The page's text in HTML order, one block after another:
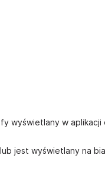
wyświetlany w aplikacji
jest wyświetlany na